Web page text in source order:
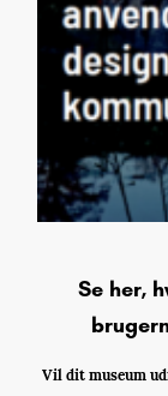
Se her,
Vil dit museum